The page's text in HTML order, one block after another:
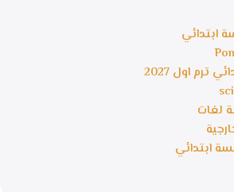
ابتدائي
اول 2027
لغات
ابتدائي